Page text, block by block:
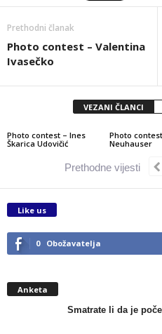
Prethodni članak
Photo contest – Valentina
Ivasečko
VEZANI ČLANCI
Photo contest – Ines
Škarica Udovičić
Photo
Neuhauser
Prethodne vijesti
Like us
0 Obožavatelja
Anketa
Smatrate li da je